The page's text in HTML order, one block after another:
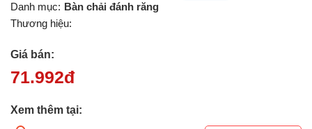
Danh mục: Bàn chải đánh răng
Thương hiệu:
Giá bán:
71.992đ
Xem thêm tại: